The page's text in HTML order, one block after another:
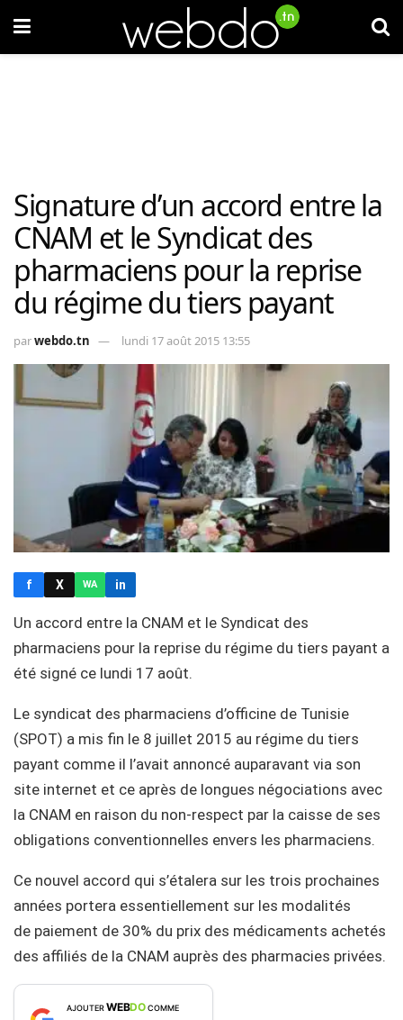
Signature d’un accord entre la
CNAM et le Syndicat des
pharmaciens pour la reprise
du régime du tiers payant
parwebdo.tn lundi 17 août 2015 13:55
f X WA in
Un accord entre la CNAM et le Syndicat des
pharmaciens pour la reprise du régime du tiers payant a
été signé ce lundi 17 août.
Le syndicat des pharmaciens d’officine de Tunisie
(SPOT) a mis fin le 8 juillet 2015 au régime du tiers
payant comme il l’avait annoncé auparavant via son
site internet et ce après de longues négociations avec
la CNAM en raison du non-respect par la caisse de ses
obligations conventionnelles envers les pharmaciens.
Ce nouvel accord qui s’étalera sur les trois prochaines
années portera essentiellement sur les modalités
de paiement de 30% du prix des médicaments achetés
des affiliés de la CNAM auprès des pharmacies privées.
AJOUTERWEBDOCOMME